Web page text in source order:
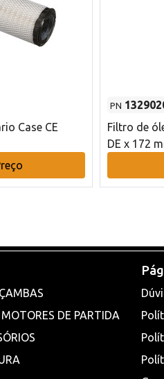
Case CE
PN
Filtro de
DE x 172
DE PARTIDA